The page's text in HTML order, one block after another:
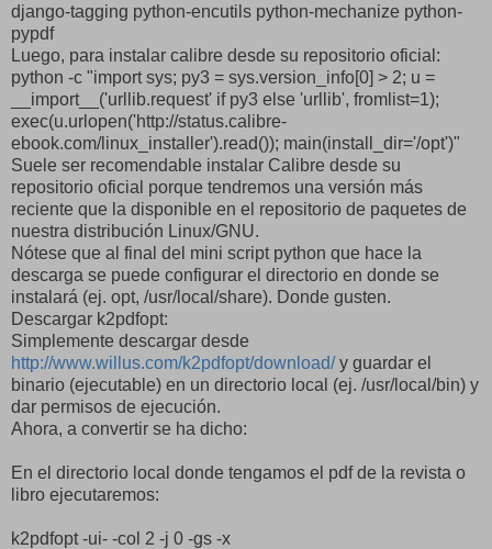
django-tagging python-encutils python-mechanize python-
pypdf
Luego, para instalar calibre desde su repositorio oficial:
python -c "import sys; py3 = sys.version_info[0] > 2; u =
__import__('urllib.request' if py3 else 'urllib', fromlist=1);
exec(u.urlopen('http://status.calibre-
ebook.com/linux_installer').read()); main(install_dir='/opt')"
Suele ser recomendable instalar Calibre desde su
repositorio oficial porque tendremos una versión más
reciente que la disponible en el repositorio de paquetes de
nuestra distribución Linux/GNU.
Nótese que al final del mini script python que hace la
descarga se puede configurar el directorio en donde se
instalará (ej. opt, /usr/local/share). Donde gusten.
Descargar k2pdfopt:
Simplemente descargar desde
http://www.willus.com/k2pdfopt/download/y guardar el
binario (ejecutable) en un directorio local (ej. /usr/local/bin) y
dar permisos de ejecución.
Ahora, a convertir se ha dicho:
En el directorio local donde tengamos el pdf de la revista o
libro ejecutaremos:
k2pdfopt -ui- -col 2 -j 0 -gs -x